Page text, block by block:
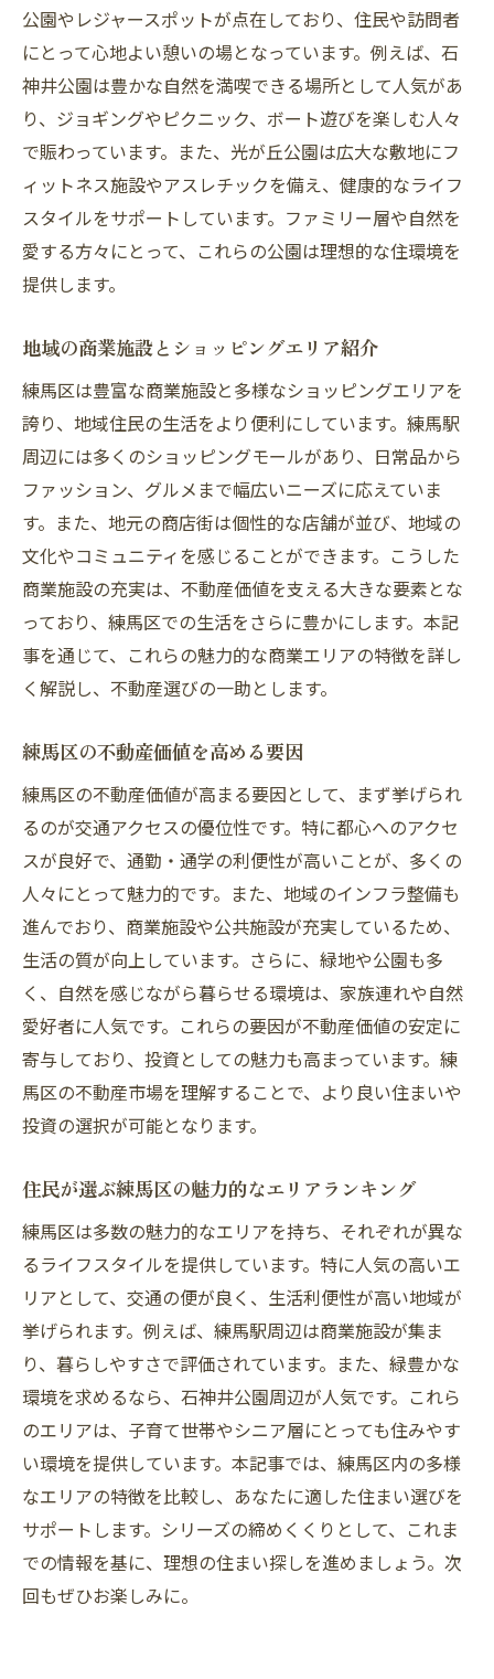
公園やレジャースポットが点在しており、住民や訪問者
にとって心地よい憩いの場となっています。例えば、石
神井公園は豊かな自然を満喫できる場所として人気があ
り、ジョギングやピクニック、ボート遊びを楽しむ人々
で賑わっています。また、光が丘公園は広大な敷地にフ
ィットネス施設やアスレチックを備え、健康的なライフ
スタイルをサポートしています。ファミリー層や自然を
愛する方々にとって、これらの公園は理想的な住環境を
提供します。
地域の商業施設とショッピングエリア紹介
練馬区は豊富な商業施設と多様なショッピングエリアを
誇り、地域住民の生活をより便利にしています。練馬駅
周辺には多くのショッピングモールがあり、日常品から
ファッション、グルメまで幅広いニーズに応えていま
す。また、地元の商店街は個性的な店舗が並び、地域の
文化やコミュニティを感じることができます。こうした
商業施設の充実は、不動産価値を支える大きな要素とな
っており、練馬区での生活をさらに豊かにします。本記
事を通じて、これらの魅力的な商業エリアの特徴を詳し
く解説し、不動産選びの一助とします。
練馬区の不動産価値を高める要因
練馬区の不動産価値が高まる要因として、まず挙げられ
るのが交通アクセスの優位性です。特に都心へのアクセ
スが良好で、通勤・通学の利便性が高いことが、多くの
人々にとって魅力的です。また、地域のインフラ整備も
進んでおり、商業施設や公共施設が充実しているため、
生活の質が向上しています。さらに、緑地や公園も多
く、自然を感じながら暮らせる環境は、家族連れや自然
愛好者に人気です。これらの要因が不動産価値の安定に
寄与しており、投資としての魅力も高まっています。練
馬区の不動産市場を理解することで、より良い住まいや
投資の選択が可能となります。
住民が選ぶ練馬区の魅力的なエリアランキング
練馬区は多数の魅力的なエリアを持ち、それぞれが異な
るライフスタイルを提供しています。特に人気の高いエ
リアとして、交通の便が良く、生活利便性が高い地域が
挙げられます。例えば、練馬駅周辺は商業施設が集ま
り、暮らしやすさで評価されています。また、緑豊かな
環境を求めるなら、石神井公園周辺が人気です。これら
のエリアは、子育て世帯やシニア層にとっても住みやす
い環境を提供しています。本記事では、練馬区内の多様
なエリアの特徴を比較し、あなたに適した住まい選びを
サポートします。シリーズの締めくくりとして、これま
での情報を基に、理想の住まい探しを進めましょう。次
回もぜひお楽しみに。